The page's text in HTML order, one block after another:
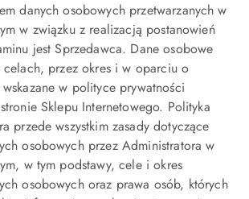
danych osobowych przetwarzanych w
w związku z realizacją postanowień
jest Sprzedawca. Dane osobowe
celach, przez okres i w oparciu o
w polityce prywatności
Sklepu Internetowego. Polityka
przede wszystkim zasady dotyczące
osobowych przez Administratora w
w tym podstawy, cele i okres
osobowych oraz prawa osób, których